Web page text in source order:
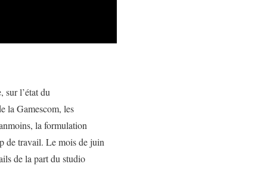
sur l’état du
la Gamescom, les
la formulation
de travail. Le mois de juin
de la part du studio